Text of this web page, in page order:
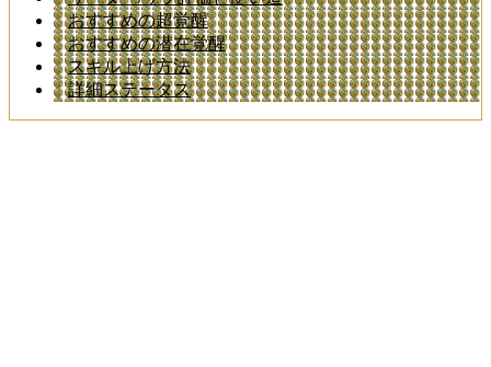
おすすめの超覚醒
おすすめの潜在覚醒
スキル上げ方法
詳細ステータス